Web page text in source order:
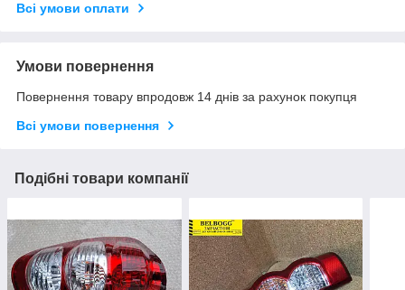
Всі умови оплати
Умови повернення
Повернення товару впродовж 14 днів за рахунок покупця
Всі умови повернення
Подібні товари компанії